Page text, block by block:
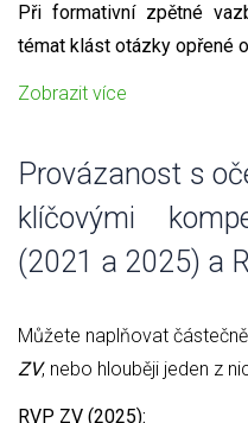
Při formativní zpětné
témat klást otázky opřené
Zobrazit více
Provázanost s
klíčovými
(2021 a 2025) a
Můžete naplňovat
ZV, nebo hlouběji jeden z
RVP ZV (2025):